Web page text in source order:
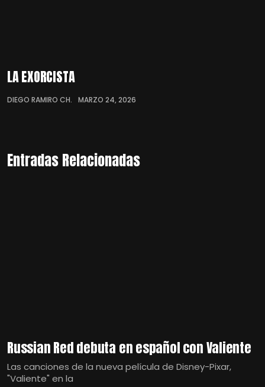
LA EXORCISTA
DIEGO RAMIRO CH. MARZO 24, 2026
Entradas Relacionadas
Russian Red debuta en español con Valiente
Las canciones de la nueva película de Disney-Pixar,
"Valiente" en la